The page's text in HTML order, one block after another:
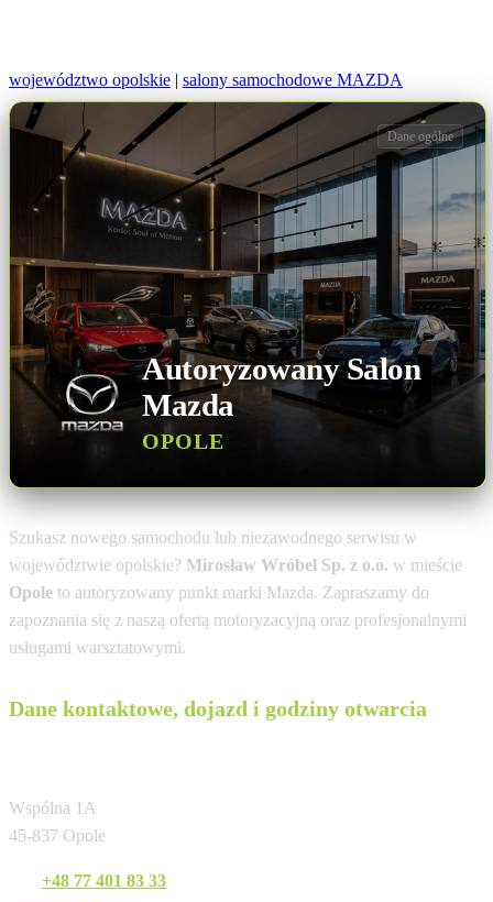
województwo opolskie | salony samochodowe MAZDA
Autoryzowany Salon
Mazda
OPOLE
Dane ogólne
Szukasz nowego samochodu lub niezawodnego serwisu w
województwie opolskie? Mirosław Wróbel Sp. z o.o. w mieście
Opole to autoryzowany punkt marki Mazda. Zapraszamy do
zapoznania się z naszą ofertą motoryzacyjną oraz profesjonalnymi
usługami warsztatowymi.
Dane kontaktowe, dojazd i godziny otwarcia
Wspólna 1A
45-837 Opole
+48 77 401 83 33